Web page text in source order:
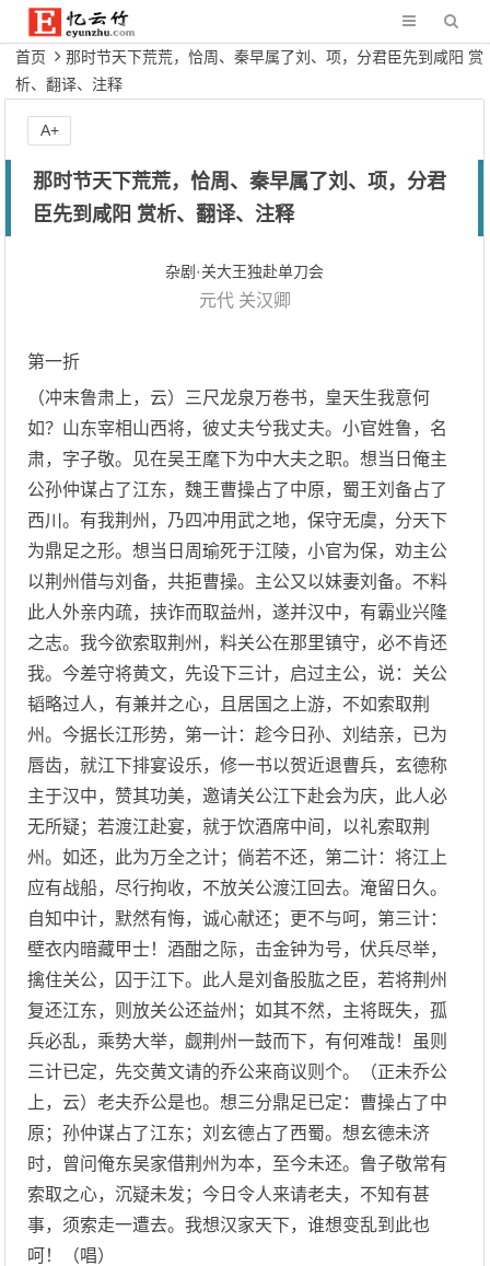
首页
那时节天下荒荒，恰周、秦早属了刘、项，分君臣先到咸阳 赏
析、翻译、注释
那时节天下荒荒，恰周、秦早属了刘、项，分君
臣先到咸阳 赏析、翻译、注释
杂剧·关大王独赴单刀会
元代 关汉卿
第一折
（冲末鲁肃上，云）三尺龙泉万卷书，皇天生我意何
如？山东宰相山西将，彼丈夫兮我丈夫。小官姓鲁，名
肃，字子敬。见在吴王麾下为中大夫之职。想当日俺主
公孙仲谋占了江东，魏王曹操占了中原，蜀王刘备占了
西川。有我荆州，乃四冲用武之地，保守无虞，分天下
为鼎足之形。想当日周瑜死于江陵，小官为保，劝主公
以荆州借与刘备，共拒曹操。主公又以妹妻刘备。不料
此人外亲内疏，挟诈而取益州，遂并汉中，有霸业兴隆
之志。我今欲索取荆州，料关公在那里镇守，必不肯还
我。今差守将黄文，先设下三计，启过主公，说：关公
韬略过人，有兼并之心，且居国之上游，不如索取荆
州。今据长江形势，第一计：趁今日孙、刘结亲，已为
唇齿，就江下排宴设乐，修一书以贺近退曹兵，玄德称
主于汉中，赞其功美，邀请关公江下赴会为庆，此人必
无所疑；若渡江赴宴，就于饮酒席中间，以礼索取荆
州。如还，此为万全之计；倘若不还，第二计：将江上
应有战船，尽行拘收，不放关公渡江回去。淹留日久。
自知中计，默然有悔，诚心献还；更不与呵，第三计：
壁衣内暗藏甲士！酒酣之际，击金钟为号，伏兵尽举，
擒住关公，囚于江下。此人是刘备股肱之臣，若将荆州
复还江东，则放关公还益州；如其不然，主将既失，孤
兵必乱，乘势大举，觑荆州一鼓而下，有何难哉！虽则
三计已定，先交黄文请的乔公来商议则个。（正未乔公
上，云）老夫乔公是也。想三分鼎足已定：曹操占了中
原；孙仲谋占了江东；刘玄德占了西蜀。想玄德未济
时，曾问俺东吴家借荆州为本，至今未还。鲁子敬常有
索取之心，沉疑未发；今日令人来请老夫，不知有甚
事，须索走一遭去。我想汉家天下，谁想变乱到此也
呵！（唱）
A+